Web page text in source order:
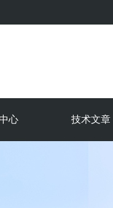
心 技术文章